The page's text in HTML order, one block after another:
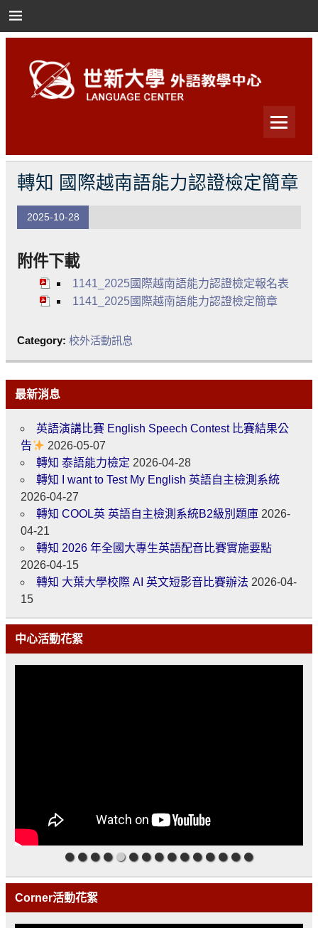
世新大學外語教學中心
轉知 國際越南語能力認證檢定簡章
2025-10-28
附件下載
1141_2025國際越南語能力認證檢定報名表
1141_2025國際越南語能力認證檢定簡章
Category: 校外活動訊息
最新消息
英語演講比賽 English Speech Contest 比賽結果公
告
2026-05-07
轉知 泰語能力檢定 2026-04-28
轉知 I want to Test My English 英語自主檢測系統
2026-04-27
轉知 COOL英 英語自主檢測系統B2級別題庫 2026-
04-21
轉知 2026 年全國大專生英語配音比賽實施要點
2026-04-15
轉知 大葉大學校際 AI 英文短影音比賽辦法 2026-04-
15
中心活動花絮
Corner活動花絮